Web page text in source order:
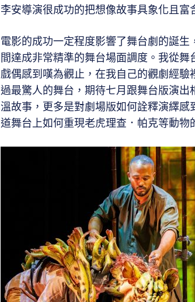
李安導演很成功的把想像故事具象化且富
電影的成功一定程度影響了舞台劇的誕
間達成非常精準的舞台場面調度。我從
戲偶感到嘆為觀止，在我自己的觀劇經
過最驚人的舞台，期待七月跟舞台版演
溫故事，更多是對劇場版如何詮釋演繹感
道舞台上如何重現老虎理查．帕克等動物